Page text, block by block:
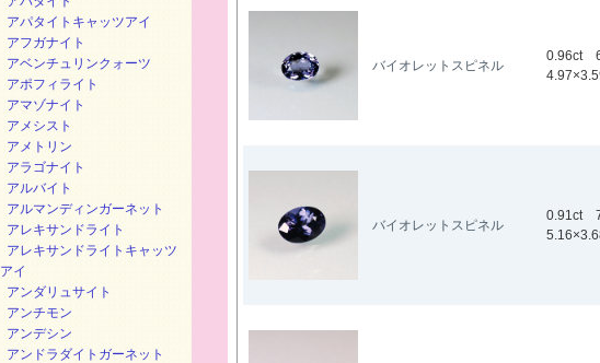
バイオレットスピネル
0.96ct
バイオレットスピネル
0.91ct
アパタイトキャッツアイ
アフガナイト
アベンチュリンクォーツ
アポフィライト
アマゾナイト
アメシスト
アメトリン
アラゴナイト
アルバイト
アルマンディンガーネット
アレキサンドライト
アレキサンドライトキャッツ
アイ
アンダリュサイト
アンチモン
アンデシン
アンドラダイトガーネット